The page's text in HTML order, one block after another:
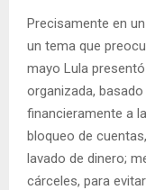
Precisamente en
un tema que
mayo Lula
organizada,
financieramente a
bloqueo de
lavado de dinero;
cárceles, para